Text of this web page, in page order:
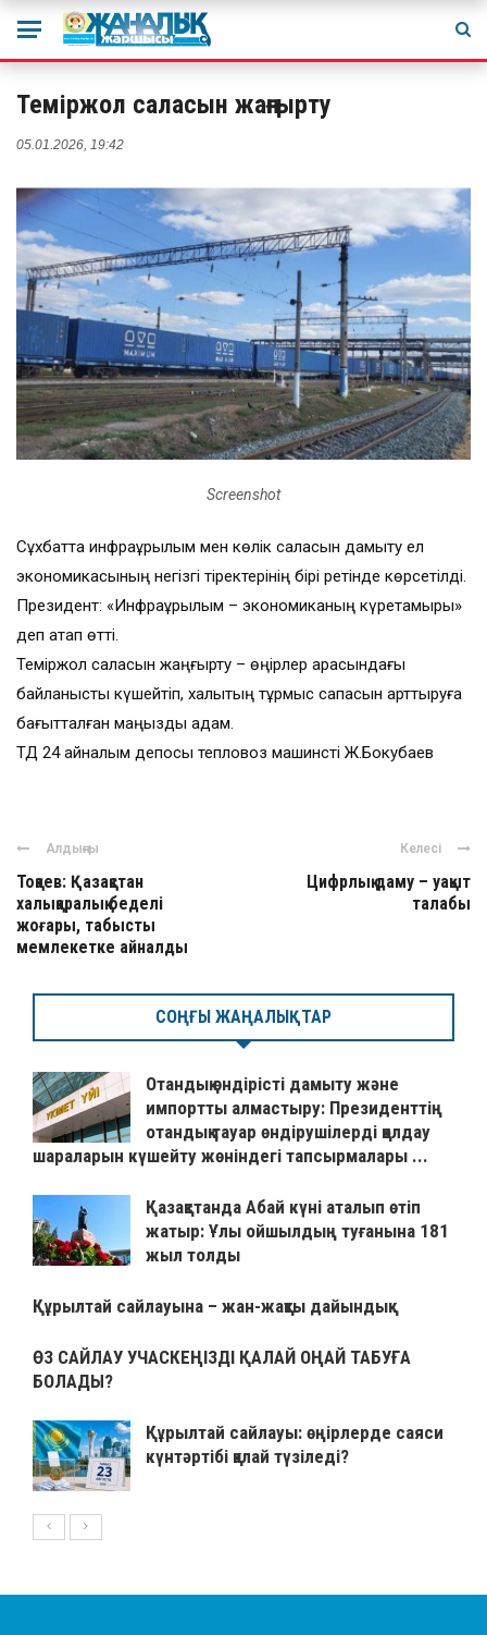
Теміржол саласын жаңғырту
05.01.2026, 19:42
Screenshot
Сұхбатта инфрақұрылым мен көлік саласын дамыту ел
экономикасының негізгі тіректерінің бірі ретінде көрсетілді.
Президент: «Инфрақұрылым – экономиканың күретамыры»
деп атап өтті.
Теміржол саласын жаңғырту – өңірлер арасындағы
байланысты күшейтіп, халықтың тұрмыс сапасын арттыруға
бағытталған маңызды қадам.
ТД 24 айналым депосы тепловоз машинсті Ж.Бокубаев
Алдыңғы
Тоқаев: Қазақстан
халықаралық беделі
жоғары, табысты
мемлекетке айналды
Келесі
Цифрлық даму – уақыт
талабы
СОҢҒЫ ЖАҢАЛЫҚТАР
Отандық өндірісті дамыту және
импортты алмастыру: Президенттің
отандық тауар өндірушілерді қолдау
шараларын күшейту жөніндегі тапсырмалары ...
Қазақстанда Абай күні аталып өтіп
жатыр: Ұлы ойшылдың туғанына 181
жыл толды
Құрылтай сайлауына – жан-жақты дайындық
ӨЗ САЙЛАУ УЧАСКЕҢІЗДІ ҚАЛАЙ ОҢАЙ ТАБУҒА
БОЛАДЫ?
Құрылтай сайлауы: өңірлерде саяси
күнтәртібі қалай түзіледі?